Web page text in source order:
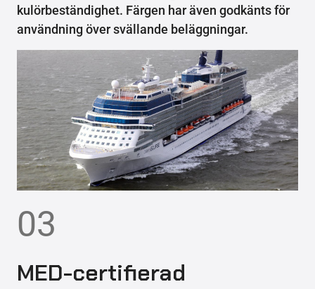
kulörbeständighet. Färgen har även godkänts för
användning över svällande beläggningar.
03
MED-certifierad